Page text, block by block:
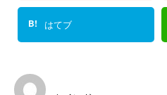
B! はてブ